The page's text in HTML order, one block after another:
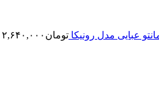
عبایی مدل رونیکا تومان ۲,۶۴۰,۰۰۰